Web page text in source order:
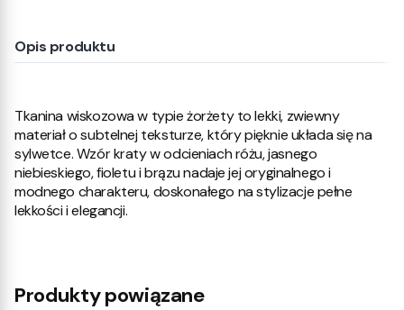
Opis produktu
Tkanina wiskozowa w typie żorżety to lekki, zwiewny
materiał o subtelnej teksturze, który pięknie układa się na
sylwetce. Wzór kraty w odcieniach różu, jasnego
niebieskiego, fioletu i brązu nadaje jej oryginalnego i
modnego charakteru, doskonałego na stylizacje pełne
lekkości i elegancji.
Produkty powiązane